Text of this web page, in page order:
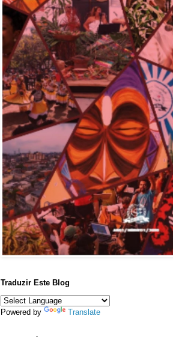
Traduzir Este Blog
Powered by Translate